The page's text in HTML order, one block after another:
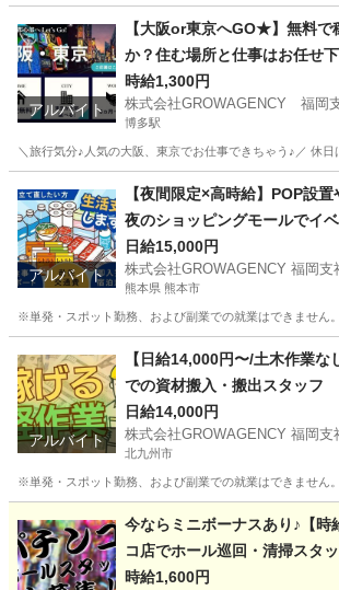
その他 スタッフ
アルバイト
【大阪or東京へGO★】無料で
か？住む場所と仕事はお任せ下
時給1,300円
株式会社GROWAGENCY 福岡
博多駅
＼旅行気分♪人気の大阪、東京でお仕事できちゃう♪／ 休
博多駅 軽作業
アルバイト
【夜間限定×高時給】POP設
夜のショッピングモールでイ
日給15,000円
株式会社GROWAGENCY 福岡支
熊本県 熊本市
※単発・スポット勤務、および副業での就業はできません
その他 スポット
アルバイト
【日給14,000円〜/土木作業な
での資材搬入・搬出スタッフ
日給14,000円
株式会社GROWAGENCY 福岡支
北九州市
※単発・スポット勤務、および副業での就業はできません
その他 スタッフ
今ならミニボーナスあり♪【時
コ店でホール巡回・清掃スタッ
時給1,600円